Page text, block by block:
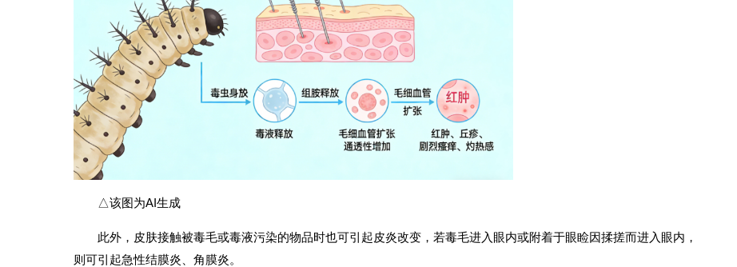
△该图为AI生成
此外，皮肤接触被毒毛或毒液污染的物品时也可引起皮炎改变，若毒毛进入眼内或附着于眼睑因揉搓而进入眼内，
则可引起急性结膜炎、角膜炎。